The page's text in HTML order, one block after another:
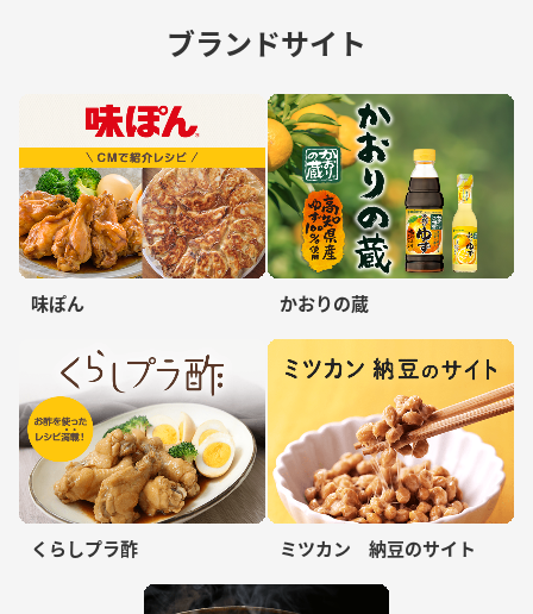
ブランドサイト
味ぽん かおりの蔵
くらしプラ酢 ミツカン 納豆のサイト